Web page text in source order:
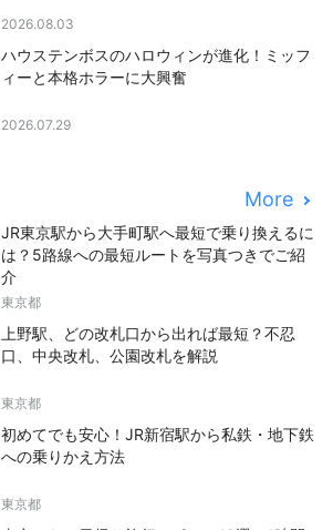
2026.08.03
ハウステンボスのハロウィンが進化！ミッフ
ィーと本格ホラーに大興奮
2026.07.29
More
JR東京駅から大手町駅へ最短で乗り換えるに
は？5路線への最短ルートを写真つきでご紹
介
東京都
上野駅、どの改札口から出れば最短？不忍
口、中央改札、公園改札を解説
東京都
初めてでも安心！JR新宿駅から私鉄・地下鉄
への乗りかえ方法
東京都